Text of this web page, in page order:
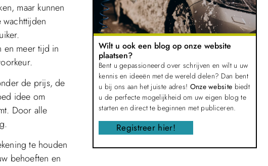
maar kunnen
en meer tijd in
de prijs, de
idee om
Door alle
te houden
behoeften en
Wilt u ook een blog op onze website
plaatsen?
Bent u gepassioneerd over schrijven en wilt u uw
kennis en ideeën met de wereld delen? Dan bent
u bij ons aan het juiste adres! Onze website biedt
u de perfecte mogelijkheid om uw eigen blog te
starten en direct te beginnen met publiceren.
Registreer hier!